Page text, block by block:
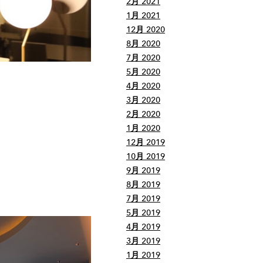
1月 2021
12月 2020
8月 2020
7月 2020
5月 2020
4月 2020
3月 2020
2月 2020
1月 2020
12月 2019
10月 2019
9月 2019
8月 2019
7月 2019
5月 2019
4月 2019
3月 2019
1月 2019